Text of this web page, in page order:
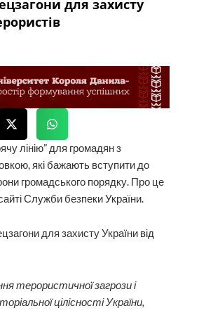
для захисту
лінію” для громадян з
які бажають вступити до
громадського порядку. Про це
Служби безпеки України.
терористичної загрози і
цілісності України,